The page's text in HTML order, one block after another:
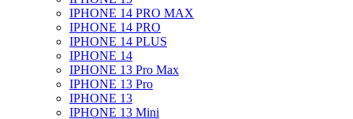
IPHONE 14 PRO MAX
IPHONE 14 PRO
IPHONE 14 PLUS
IPHONE 14
IPHONE 13 Pro Max
IPHONE 13 Pro
IPHONE 13
IPHONE 13 Mini